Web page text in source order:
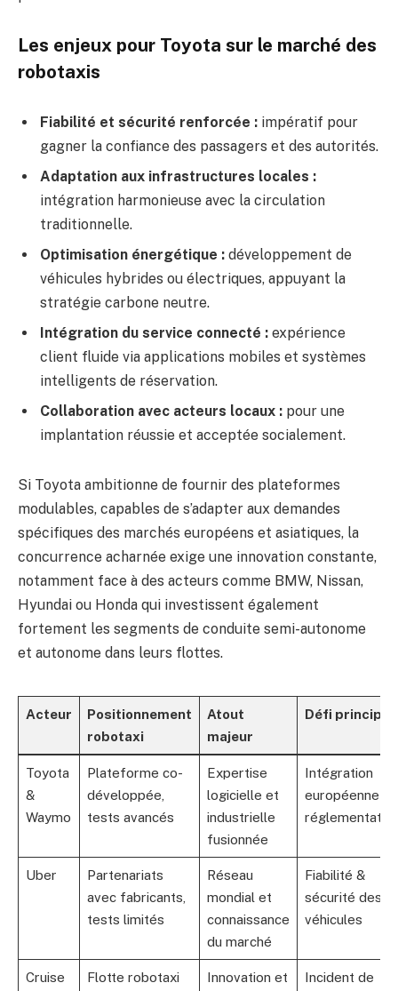
Les enjeux pour Toyota sur le marché des
robotaxis
Fiabilité et sécurité renforcée : impératif pour
gagner la confiance des passagers et des autorités.
Adaptation aux infrastructures locales :
intégration harmonieuse avec la circulation
traditionnelle.
Optimisation énergétique : développement de
véhicules hybrides ou électriques, appuyant la
stratégie carbone neutre.
Intégration du service connecté : expérience
client fluide via applications mobiles et systèmes
intelligents de réservation.
Collaboration avec acteurs locaux : pour une
implantation réussie et acceptée socialement.
Si Toyota ambitionne de fournir des plateformes
modulables, capables de s’adapter aux demandes
spécifiques des marchés européens et asiatiques, la
concurrence acharnée exige une innovation constante,
notamment face à des acteurs comme BMW, Nissan,
Hyundai ou Honda qui investissent également
fortement les segments de conduite semi-autonome
et autonome dans leurs flottes.
Acteur
Positionnement
robotaxi
Atout
majeur
Défi principal
Toyota
&
Waymo
Plateforme co-
développée,
tests avancés
Expertise
logicielle et
industrielle
fusionnée
Intégration
européenne et
Uber
Partenariats
avec fabricants,
tests limités
Réseau
mondial et
connaissance
du marché
Fiabilité &
sécurité des
véhicules
Cruise
Flotte robotaxi
Innovation et
Incident de